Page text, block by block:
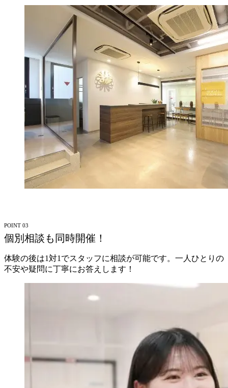
POINT 03
個別相談も同時開催！
体験の後は1対1でスタッフに相談が可能です。一人ひとりの
不安や疑問に丁寧にお答えします！